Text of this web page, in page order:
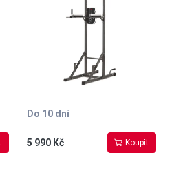
Do 10 dní
5 990 Kč Koupit